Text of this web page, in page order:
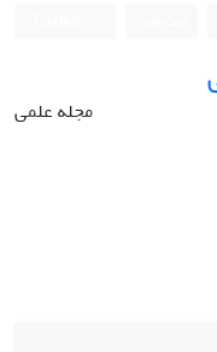
مجله علمی